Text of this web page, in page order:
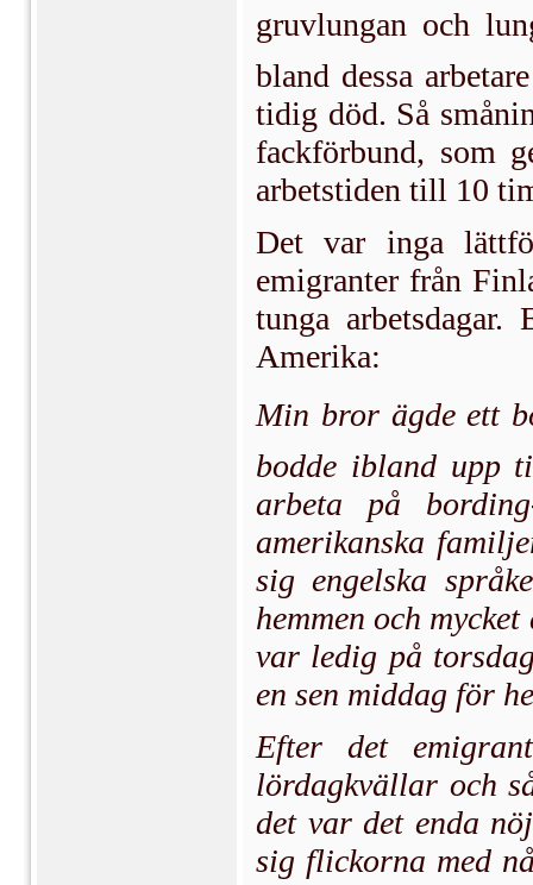
gruvlungan och
bland dessa
tidig död. Så
fackförbund, som
arbetstiden till 10
Det var inga
emigranter från
tunga
Amerika:
Min bror ägde ett
bodde ibland upp
arbeta på
amerikanska
sig engelska
hemmen och
var ledig på
en sen middag för
Efter det
lördagkvällar och
det var det enda
sig flickorna med